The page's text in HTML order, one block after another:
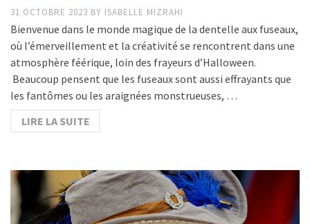
31 OCTOBRE 2023 BY ISABELLE MIZRAHI
Bienvenue dans le monde magique de la dentelle aux fuseaux,
où l’émerveillement et la créativité se rencontrent dans une
atmosphère féérique, loin des frayeurs d’Halloween.
Beaucoup pensent que les fuseaux sont aussi effrayants que
les fantômes ou les araignées monstrueuses, …
LIRE LA SUITE